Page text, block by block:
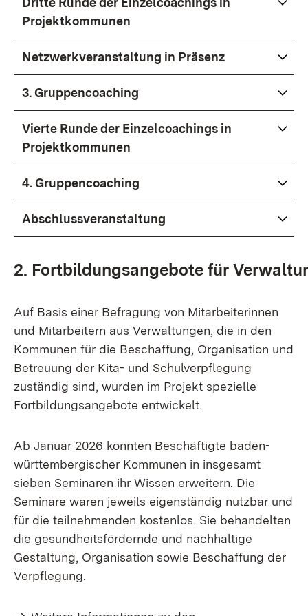
Projektkommunen
Netzwerkveranstaltung in Präsenz
3. Gruppencoaching
Vierte Runde der Einzelcoachings in
Projektkommunen
4. Gruppencoaching
Abschlussveranstaltung
2. Fortbildungsangebote für
Auf Basis einer Befragung von Mitarbeiterinnen
und Mitarbeitern aus Verwaltungen, die in den
Kommunen für die Beschaffung, Organisation und
Betreuung der Kita- und Schulverpflegung
zuständig sind, wurden im Projekt spezielle
Fortbildungsangebote entwickelt.
Ab Januar 2026 konnten Beschäftigte baden-
württembergischer Kommunen in insgesamt
sieben Seminaren ihr Wissen erweitern. Die
Seminare waren jeweils eigenständig nutzbar und
für die teilnehmenden kostenlos. Sie behandelten
die gesundheitsfördernde und nachhaltige
Gestaltung, Organisation sowie Beschaffung der
Verpflegung.